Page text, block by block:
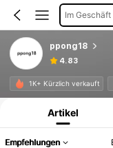
Im
ppong18
4.83
1K+ Kürzlich verkauft
Produktinformation:
Artikel
Empfehlungen